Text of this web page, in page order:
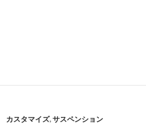
カスタマイズ,サスペンション